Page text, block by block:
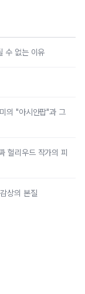
수 없는 이유
의 "아시안팝"과 그
헐리우드 작가의 피
상의 본질